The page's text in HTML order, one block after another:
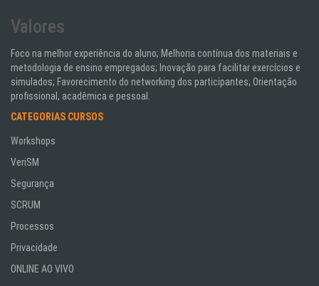
Valores
Foco na melhor experiência do aluno; Melhoria contínua dos materiais e
metodologia de ensino empregados; Inovação para facilitar exercícios e
simulados; Favorecimento do networking dos participantes; Orientação
profissional, acadêmica e pessoal.
CATEGORIAS CURSOS
Workshops
VeriSM
Segurança
SCRUM
Processos
Privacidade
ONLINE AO VIVO